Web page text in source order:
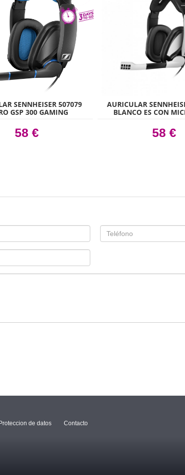
SENNHEISER 507079
GSP 300 GAMING
58 €
AURICULAR
BLANCO ES CON
58 €
Proteccion de datos Contacto